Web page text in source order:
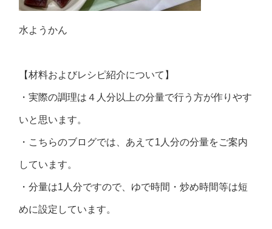
水ようかん
【材料およびレシピ紹介について】
・実際の調理は４人分以上の分量で行う方が作りやす
いと思います。
・こちらのブログでは、あえて1人分の分量をご案内
しています。
・分量は1人分ですので、ゆで時間・炒め時間等は短
めに設定しています。